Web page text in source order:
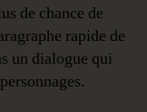
de chance de
rapide de
un dialogue qui